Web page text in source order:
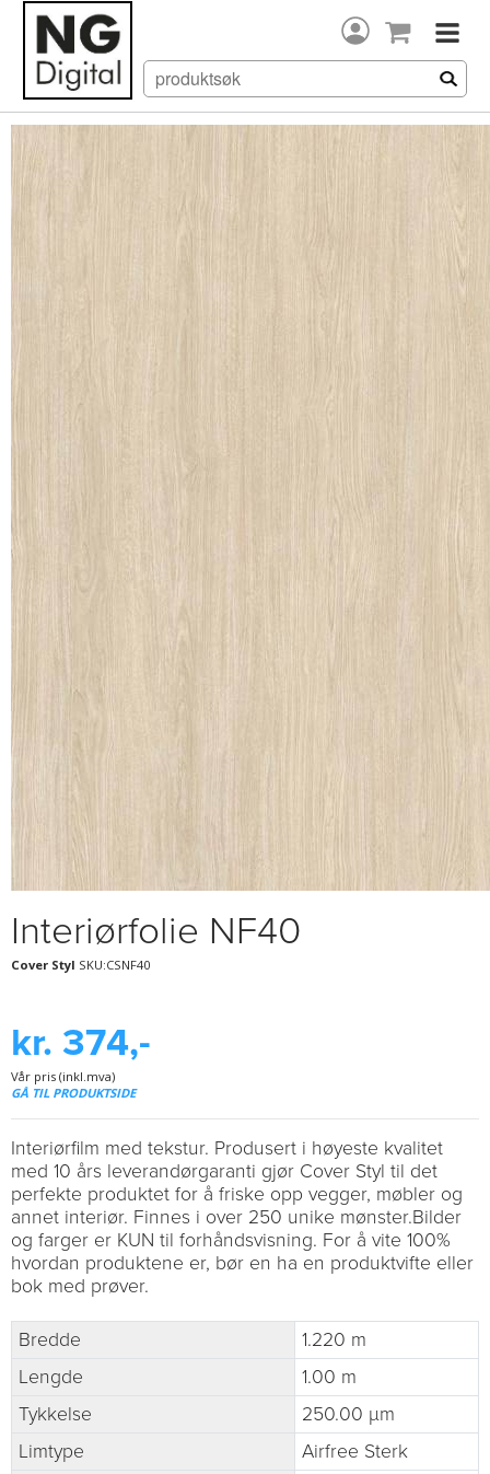
Interiørfolie NF40
Cover Styl SKU:CSNF40
kr. 374,-
Vår pris (inkl.mva)
GÅ TIL PRODUKTSIDE
Interiørfilm med tekstur. Produsert i høyeste kvalitet
med 10 års leverandørgaranti gjør Cover Styl til det
perfekte produktet for å friske opp vegger, møbler og
annet interiør. Finnes i over 250 unike mønster.Bilder
og farger er KUN til forhåndsvisning. For å vite 100%
hvordan produktene er, bør en ha en produktvifte eller
bok med prøver.
Bredde
1.220 m
Lengde
1.00 m
Tykkelse
250.00 µm
Limtype
Airfree Sterk